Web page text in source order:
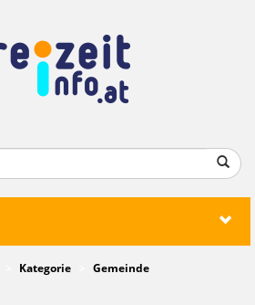
Kategorie
Gemeinde